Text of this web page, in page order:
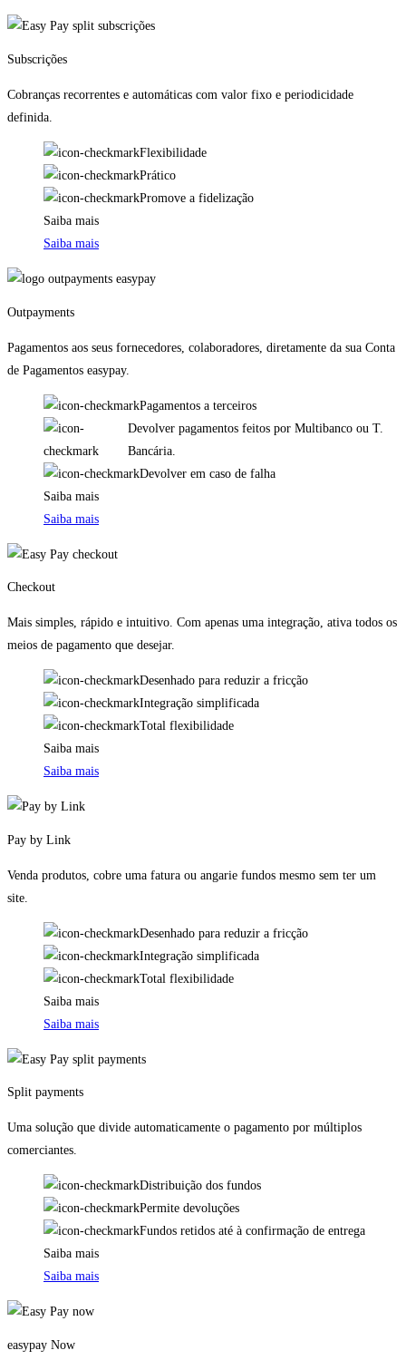
Subscrições
Cobranças recorrentes e automáticas com valor fixo e periodicidade
definida.
Flexibilidade
Prático
Promove a fidelização
Saiba mais
Saiba mais
Outpayments
Pagamentos aos seus fornecedores, colaboradores, diretamente da sua Conta
de Pagamentos easypay.
Pagamentos a terceiros
Devolver pagamentos feitos por Multibanco ou T.
Bancária.
Devolver em caso de falha
Saiba mais
Saiba mais
Checkout
Mais simples, rápido e intuitivo. Com apenas uma integração, ativa todos os
meios de pagamento que desejar.
Desenhado para reduzir a fricção
Integração simplificada
Total flexibilidade
Saiba mais
Saiba mais
Pay by Link
Venda produtos, cobre uma fatura ou angarie fundos mesmo sem ter um
site.
Desenhado para reduzir a fricção
Integração simplificada
Total flexibilidade
Saiba mais
Saiba mais
Split payments
Uma solução que divide automaticamente o pagamento por múltiplos
comerciantes.
Distribuição dos fundos
Permite devoluções
Fundos retidos até à confirmação de entrega
Saiba mais
Saiba mais
easypay Now